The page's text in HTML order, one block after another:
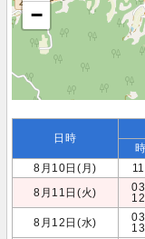
−
日時
8月10日(月)
8月11日(火)
8月12日(水)